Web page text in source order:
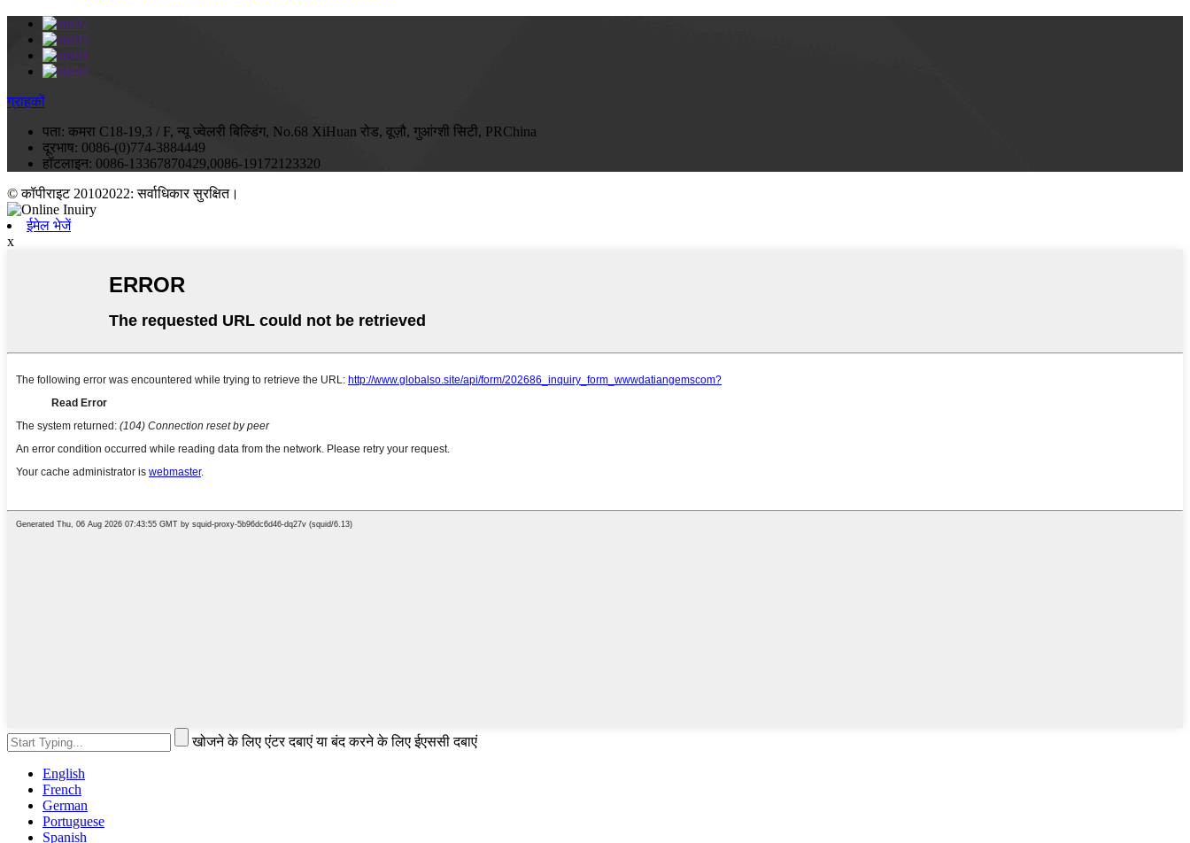
ग्राहकों
पता: कमरा C18-19,3 / F, न्यू ज्वेलरी बिल्डिंग, No.68 XiHuan रोड, वूज़ौ, गुआंग्शी सिटी, PRChina
दूरभाष: 0086-(0)774-3884449
हॉटलाइन: 0086-13367870429,0086-19172123320
© कॉपीराइट 20102022: सर्वाधिकार सुरक्षित।
ईमेल भेजें
x
खोजने के लिए एंटर दबाएं या बंद करने के लिए ईएससी दबाएं
English
French
German
Portuguese
Spanish